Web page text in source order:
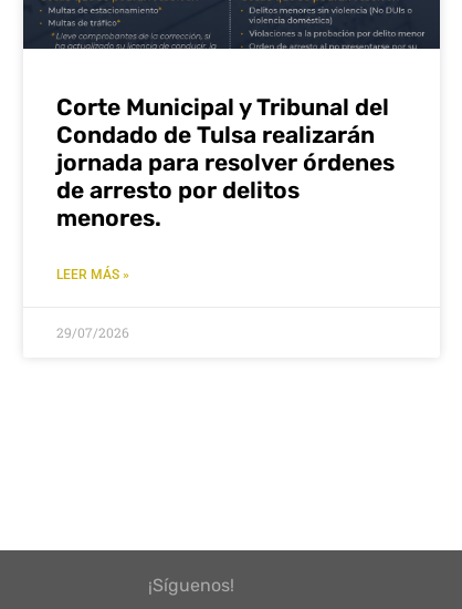
Corte Municipal y Tribunal del
Condado de Tulsa realizarán
jornada para resolver órdenes
de arresto por delitos
menores.
LEER MÁS »
29/07/2026
¡Síguenos!